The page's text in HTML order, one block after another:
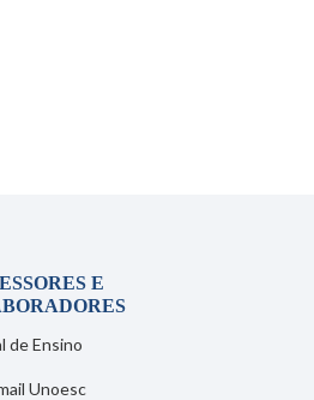
E
de Ensino
Unoesc